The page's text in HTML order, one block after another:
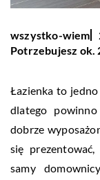
wszystko-wiem
Potrzebujesz ok.
Łazienka to
dlatego
dobrze
się
samy